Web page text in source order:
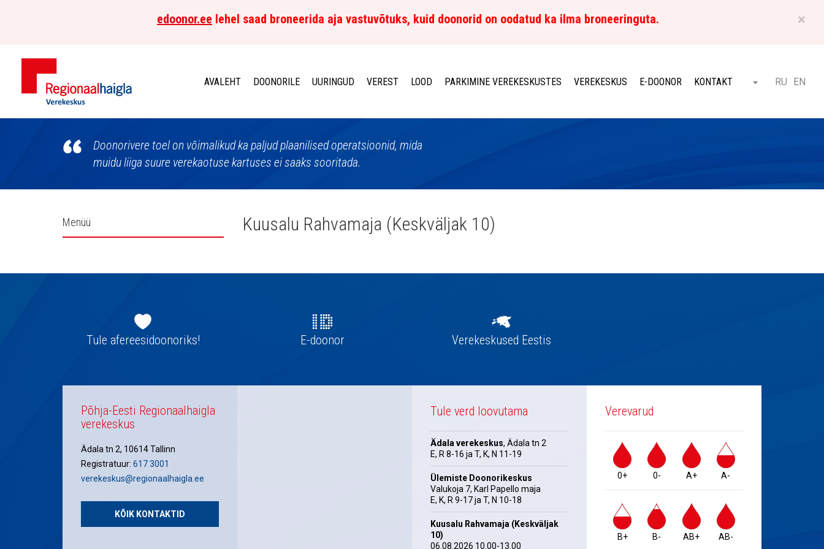
×
edoonor.ee lehel saad broneerida aja vastuvõtuks, kuid doonorid on oodatud ka ilma broneeringuta.
Põhja-
AVALEHT DOONORILE UURINGUD VEREST LOOD PARKIMINE VEREKESKUSTES VEREKESKUS E-DOONOR KONTAKT Otsi ET
RU EN
Doonorivere toel on võimalikud ka paljud plaanilised operatsioonid, mida
muidu liiga suure verekaotuse kartuses ei saaks sooritada.
Külgpaani
Menüü Kuusalu Rahvamaja (Keskväljak 10)
navigatsioonTule afereesidoonoriks! E-doonor Verekeskused Eestis
Põhja-Eesti Regionaalhaigla
verekeskus
Ädala tn 2, 10614 Tallinn
Registratuur: 617 3001
verekeskus@regionaalhaigla.ee
KÕIK KONTAKTID
Tule verd loovutama
Ädala verekeskus, Ädala tn 2
E, R 8-16 ja T, K, N 11-19
Ülemiste Doonorikeskus
Valukoja 7, Karl Papello maja
E, K, R 9-17 ja T, N 10-18
Kuusalu Rahvamaja (Keskväljak
10)
06.08.2026 10.00-13.00
Verevarud
0+ 0- A+ A-
B+ B- AB+ AB-